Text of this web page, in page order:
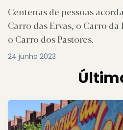
Centenas de pessoas
Carro das Ervas, o Carro da
o Carro dos Pastores.
24 junho 2023